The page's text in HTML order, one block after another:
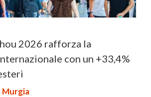
2026 rafforza la
con un +33,4%
Murgia